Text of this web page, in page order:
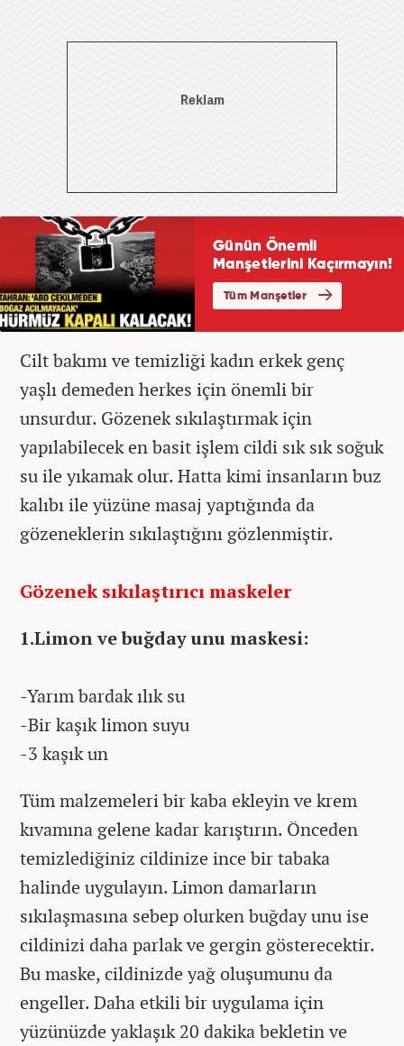
Cilt bakımı ve temizliği kadın erkek genç
yaşlı demeden herkes için önemli bir
unsurdur. Gözenek sıkılaştırmak için
yapılabilecek en basit işlem cildi sık sık soğuk
su ile yıkamak olur. Hatta kimi insanların buz
kalıbı ile yüzüne masaj yaptığında da
gözeneklerin sıkılaştığını gözlenmiştir.
Gözenek sıkılaştırıcı maskeler
1.Limon ve buğday unu maskesi:
-Yarım bardak ılık su
-Bir kaşık limon suyu
-3 kaşık un
Tüm malzemeleri bir kaba ekleyin ve krem
kıvamına gelene kadar karıştırın. Önceden
temizlediğiniz cildinize ince bir tabaka
halinde uygulayın. Limon damarların
sıkılaşmasına sebep olurken buğday unu ise
cildinizi daha parlak ve gergin gösterecektir.
Bu maske, cildinizde yağ oluşumunu da
engeller. Daha etkili bir uygulama için
yüzünüzde yaklaşık 20 dakika bekletin ve